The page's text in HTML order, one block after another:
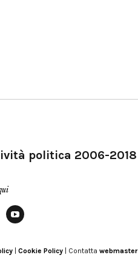
politica 2006-2018
Modena
Cookie Policy | Contatta webmaster